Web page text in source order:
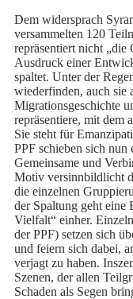
Dem widersprach
versammelten 120
repräsentiert nicht
Ausdruck einer
spaltet. Unter der
wiederfinden, auch sie
Migrationsgeschichte
repräsentiere, mit dem
Sie steht für
PPF schieben sich nun
Gemeinsame und
Motiv versinnbildlicht
die einzelnen
der Spaltung geht eine
Vielfalt“ einher.
der PPF) setzen sich
und feiern sich dabei,
verjagt zu haben.
Szenen, der allen
Schaden als Segen